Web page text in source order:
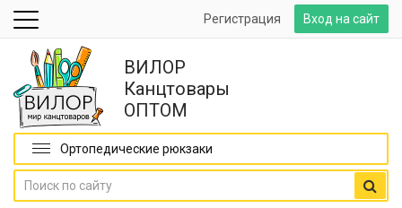
Вход на сайт
Регистрация
ВИЛОР
Канцтовары
ОПТОМ
Ортопедические рюкзаки